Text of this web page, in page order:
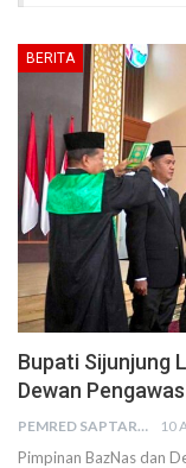
BERITA
Bupati Sijunjung
Dewan
PEMRED SAPTARIUS 10
Pimpinan BazNas dan